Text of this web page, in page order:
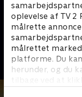
oplevelse af TV 2
målrette
målrettet
platforme. Du
herunder, og du
tilbage ved at
Verdens største
Dokumentar • 2